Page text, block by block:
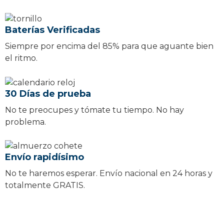
Baterías Verificadas
Siempre por encima del 85% para que aguante bien
el ritmo.
30 Días de prueba
No te preocupes y tómate tu tiempo. No hay
problema.
Envío rapidísimo
No te haremos esperar. Envío nacional en 24 horas y
totalmente GRATIS.